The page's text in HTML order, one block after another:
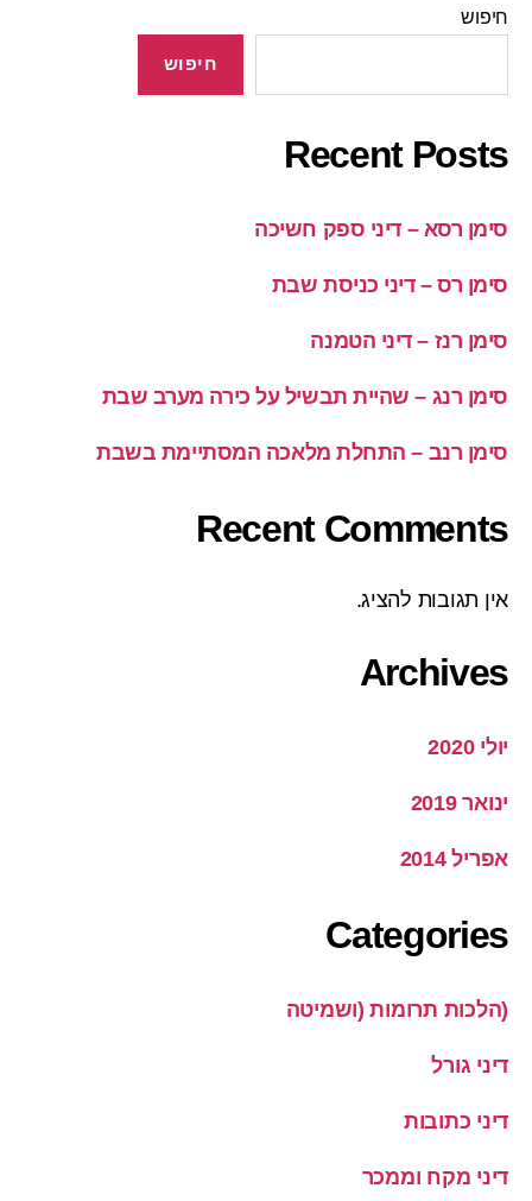
חיפוש
חיפוש
Recent Posts
סימן רסא – דיני ספק חשיכה
סימן רס – דיני כניסת שבת
סימן רנז – דיני הטמנה
סימן רנג – שהיית תבשיל על כירה מערב שבת
סימן רנב – התחלת מלאכה המסתיימת בשבת
Recent Comments
אין תגובות להציג.
Archives
יולי 2020
ינואר 2019
אפריל 2014
Categories
(הלכות תרומות (ושמיטה
דיני גורל
דיני כתובות
דיני מקח וממכר